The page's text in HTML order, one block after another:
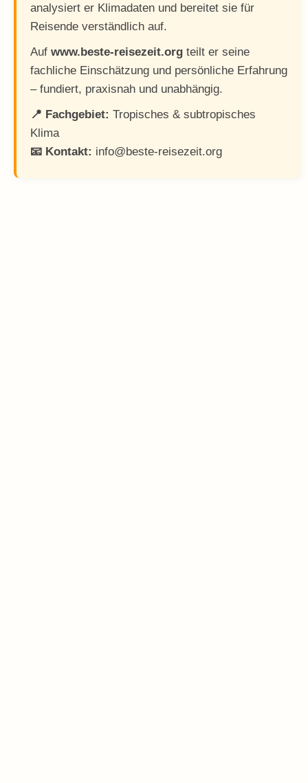
analysiert er Klimadaten und bereitet sie für
Reisende verständlich auf.
Auf www.beste-reisezeit.org teilt er seine
fachliche Einschätzung und persönliche Erfahrung
– fundiert, praxisnah und unabhängig.
📍 Fachgebiet: Tropisches & subtropisches
Klima
📧 Kontakt: info@beste-reisezeit.org